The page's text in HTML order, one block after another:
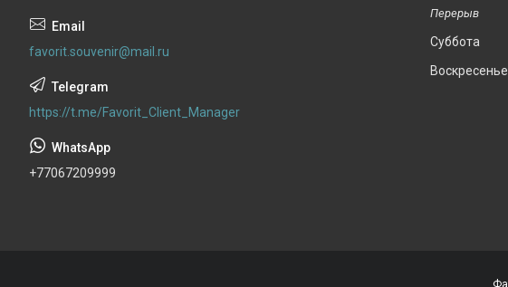
favorit.souvenir@mail.ru
https://t.me/Favorit_Client_Manager
+77067209999
Суббота
Воскресенье